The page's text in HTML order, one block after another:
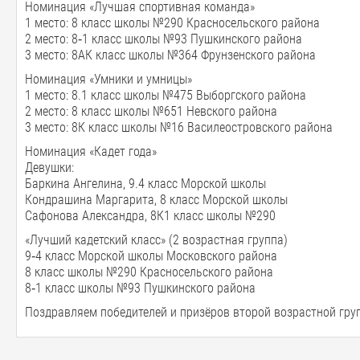
Номинация «Лучшая спортивная команда»
1 место: 8 класс школы №290 Красносельского района
2 место: 8‑1 класс школы №93 Пушкинского района
3 место: 8АК класс школы №364 Фрунзенского района
Номинация «Умники и умницы»
1 место: 8.1 класс школы №475 Выборгского района
2 место: 8 класс школы №651 Невского района
3 место: 8К класс школы №16 Василеостровского района
Номинация «Кадет года»
Девушки:
Баркина Ангелина, 9.4 класс Морской школы
Кондрашина Маргарита, 8 класс Морской школы
Сафонова Александра, 8К1 класс школы №290
«Лучший кадетский класс» (2 возрастная группа)
9‑4 класс Морской школы Московского района
8 класс школы №290 Красносельского района
8‑1 класс школы №93 Пушкинского района
Поздравляем победителей и призёров второй возрастной